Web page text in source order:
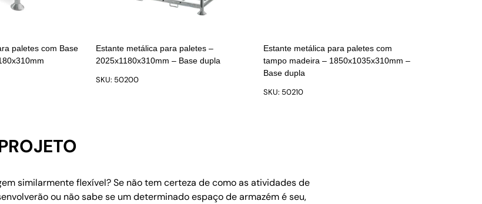
paletes com Base
Estante metálica para paletes –
2025x1180x310mm – Base dupla
SKU: 50200
Estante metálica para paletes com
tampo madeira – 1850x1035x310mm –
Base dupla
SKU: 50210
similarmente flexível? Se não tem certeza de como as atividades de
ou não sabe se um determinado espaço de armazém é seu,